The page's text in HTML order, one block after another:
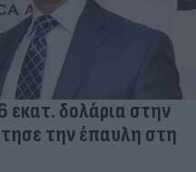
εκατ. δολάρια στην
την έπαυλη στη